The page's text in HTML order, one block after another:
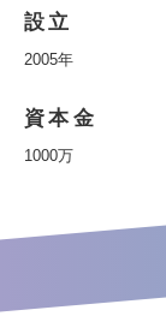
設立
2005年
資本金
1000万